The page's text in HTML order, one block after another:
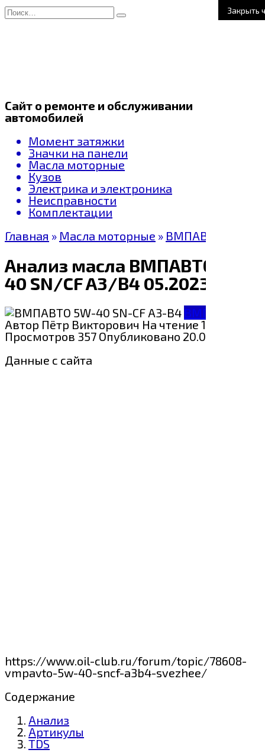
Закрыть
Перейти
к
Search
for:
Сайт о ремонте и обслуживании
автомобилей
Момент затяжки
Значки на панели
Масла моторные
Кузов
Электрика и электроника
Неисправности
Комплектации
Главная » Масла моторные » ВМПАВТО
Анализ масла ВМПАВТО 5W-
40 SN/CF A3/B4 05.2023
ВМПАВТО
Автор Пётр Викторович На чтение1 мин
Просмотров 357 Опубликовано 20.08.2024
Данные с сайта
https://www.oil-club.ru/forum/topic/78608-
vmpavto-5w-40-sncf-a3b4-svezhee/
Содержание
Анализ
Артикулы
TDS